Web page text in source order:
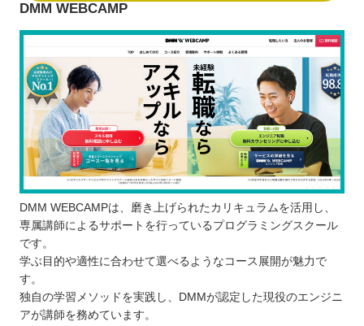
DMM WEBCAMP
DMM WEBCAMPは、磨き上げられたカリキュラムを活用し、
専属講師によるサポートを行っているプログラミングスクール
です。
学ぶ目的や適性に合わせて選べるようなコース展開が魅力で
す。
独自の学習メソッドを実践し、DMMが認定した現役のエンジニ
アが講師を務めています。